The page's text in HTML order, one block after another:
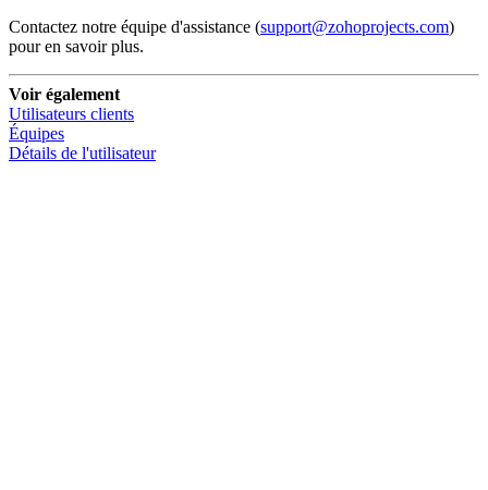
Contactez notre équipe d'assistance (support@zohoprojects.com)
pour en savoir plus.
Voir également
Utilisateurs clients
Équipes
Détails de l'utilisateur